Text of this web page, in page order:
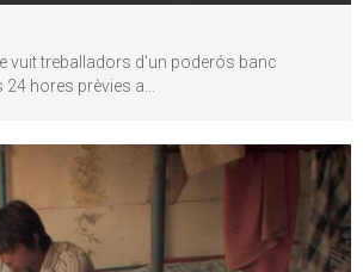
vuit treballadors d'un poderós banc
24 hores prèvies a